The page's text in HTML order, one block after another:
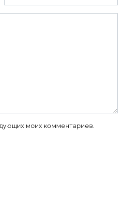
моих комментариев.